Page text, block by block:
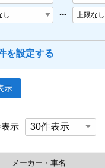
〜
を設定する
示
示
メーカー・車名